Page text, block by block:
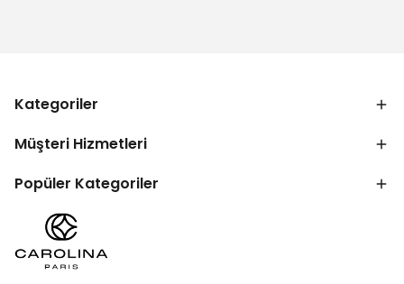
Kategoriler
Müşteri Hizmetleri
Popüler Kategoriler